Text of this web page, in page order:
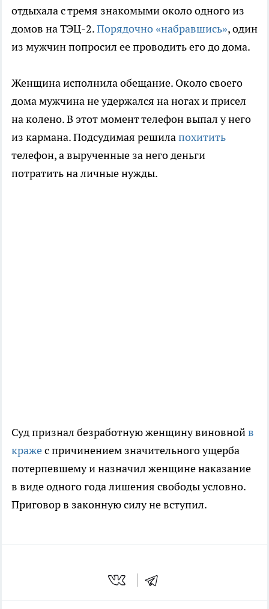
отдыхала с тремя знакомыми около одного из
домов на ТЭЦ-2.Порядочно «набравшись», один
из мужчин попросил ее проводить его до дома.
Женщина исполнила обещание. Около своего
дома мужчина не удержался на ногах и присел
на колено. В этот момент телефон выпал у него
из кармана. Подсудимая решилапохитить
телефон, а вырученные за него деньги
потратить на личные нужды.
Суд признал безработную женщину виновнойв
кражес причинением значительного ущерба
потерпевшему и назначил женщине наказание
в виде одного года лишения свободы условно.
Приговор в законную силу не вступил.